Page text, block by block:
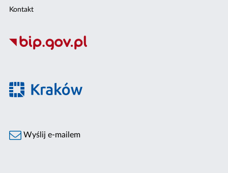
Kontakt
Wyślij e-mailem